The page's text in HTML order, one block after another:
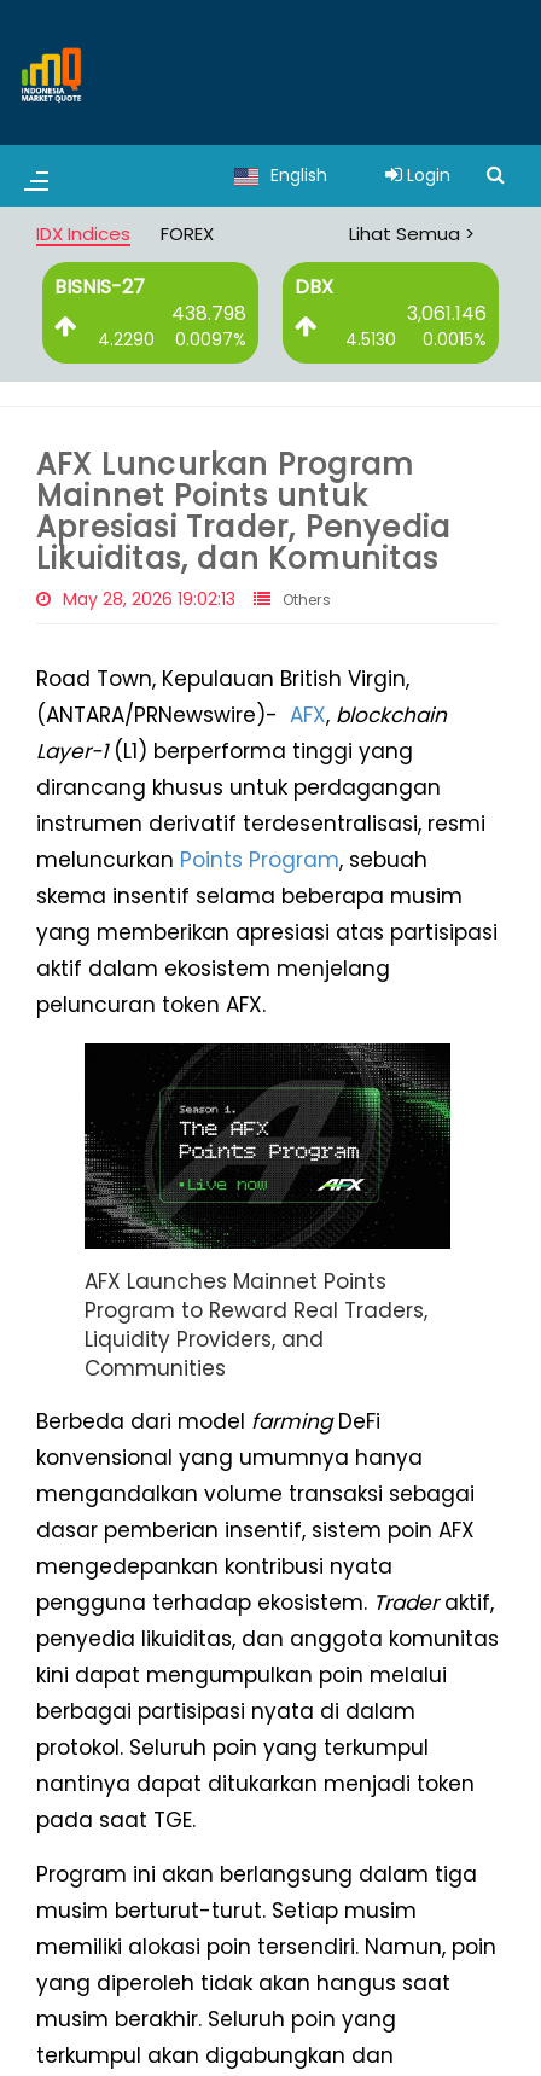
English Login
IDX Indices FOREX Lihat Semua >
BISNIS-27
438.798
4.2290 0.0097%
DBX
3,061.146
4.5130 0.0015%
AFX Luncurkan Program
Mainnet Points untuk
Apresiasi Trader, Penyedia
Likuiditas, dan Komunitas
May 28, 2026 19:02:13 Others
Road Town, Kepulauan British Virgin,
(ANTARA/PRNewswire)- AFX, blockchain
Layer-1(L1) berperforma tinggi yang
dirancang khusus untuk perdagangan
instrumen derivatif terdesentralisasi, resmi
meluncurkan Points Program, sebuah
skema insentif selama beberapa musim
yang memberikan apresiasi atas partisipasi
aktif dalam ekosistem menjelang
peluncuran token AFX.
AFX Launches Mainnet Points
Program to Reward Real Traders,
Liquidity Providers, and
Communities
Berbeda dari model farmingDeFi
konvensional yang umumnya hanya
mengandalkan volume transaksi sebagai
dasar pemberian insentif, sistem poin AFX
mengedepankan kontribusi nyata
pengguna terhadap ekosistem. Traderaktif,
penyedia likuiditas, dan anggota komunitas
kini dapat mengumpulkan poin melalui
berbagai partisipasi nyata di dalam
protokol. Seluruh poin yang terkumpul
nantinya dapat ditukarkan menjadi token
pada saat TGE.
Program ini akan berlangsung dalam tiga
musim berturut-turut. Setiap musim
memiliki alokasi poin tersendiri. Namun, poin
yang diperoleh tidak akan hangus saat
musim berakhir. Seluruh poin yang
terkumpul akan digabungkan dan